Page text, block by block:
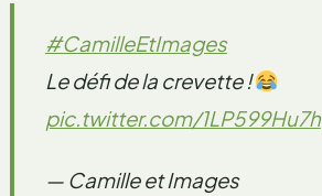
#CamilleEtImages
Le défi de la crevette !
pic.twitter.com/1LP599Hu7h
— Camille et Images